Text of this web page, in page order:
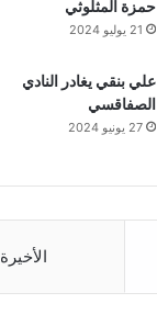
حمزة المثلوثي
21 يوليو 2024
علي بنقي يغادر النادي
الصفاقسي
27 يونيو 2024
الأخيرة